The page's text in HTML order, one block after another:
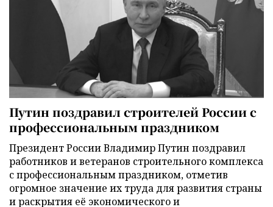
Путин поздравил строителей России с
профессиональным праздником
Президент России Владимир Путин поздравил
работников и ветеранов строительного комплекса
с профессиональным праздником, отметив
огромное значение их труда для развития страны
и раскрытия её экономического и